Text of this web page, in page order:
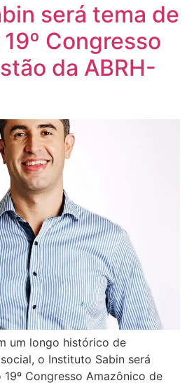
será tema de
Congresso
da ABRH-
um longo histórico de
o Instituto Sabin será
Congresso Amazônico de